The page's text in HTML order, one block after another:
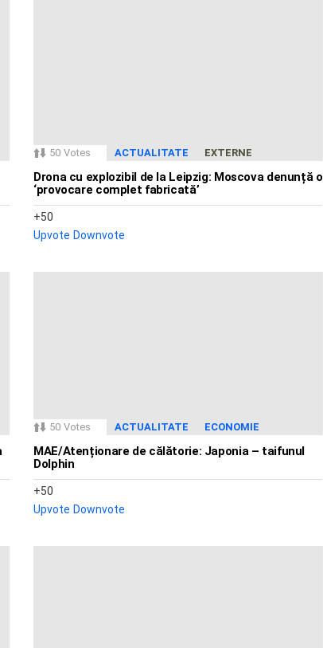
50 Votes ACTUALITATE EXTERNE
Drona cu explozibil de la Leipzig: Moscova denunță o
‘provocare complet fabricată’
50
Upvote Downvote
50 Votes ACTUALITATE ECONOMIE
MAE/Atenționare de călătorie: Japonia – taifunul
Dolphin
50
Upvote Downvote